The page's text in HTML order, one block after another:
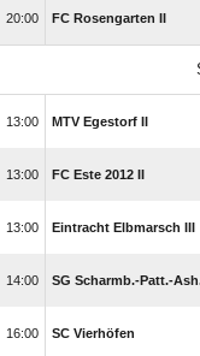
 FC Rosengarten II
 MTV Egestorf II
 FC Este 2012 II
 Eintracht Elbmarsch III
 SG Scharmb.-Patt.-
 SC Vierhöfen